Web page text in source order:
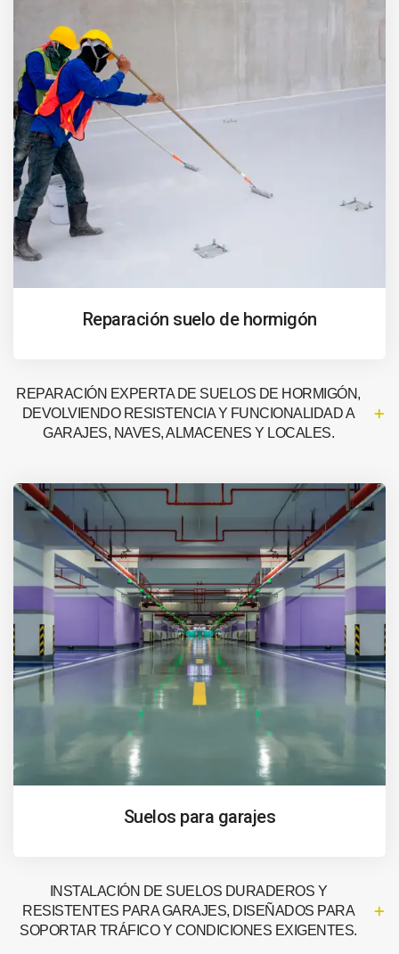
Reparación suelo de hormigón
REPARACIÓN EXPERTA DE SUELOS DE HORMIGÓN,
DEVOLVIENDO RESISTENCIA Y FUNCIONALIDAD A
GARAJES, NAVES, ALMACENES Y LOCALES.
Suelos para garajes
INSTALACIÓN DE SUELOS DURADEROS Y
RESISTENTES PARA GARAJES, DISEÑADOS PARA
SOPORTAR TRÁFICO Y CONDICIONES EXIGENTES.